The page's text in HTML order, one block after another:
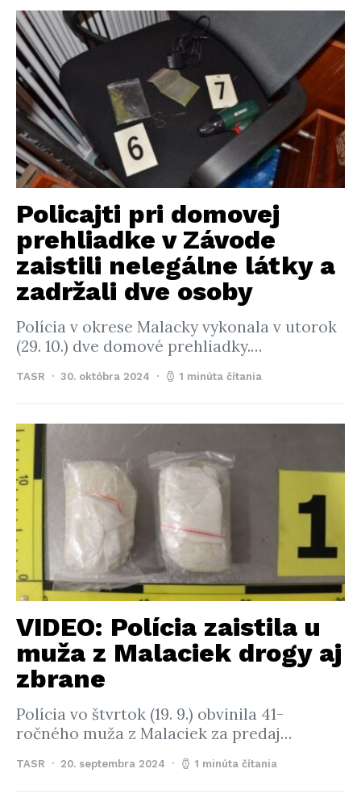
Policajti pri domovej
prehliadke v Závode
zaistili nelegálne látky a
zadržali dve osoby
Polícia v okrese Malacky vykonala v utorok
(29. 10.) dve domové prehliadky.…
TASR 30. októbra 2024 1 minúta čítania
VIDEO: Polícia zaistila u
muža z Malaciek drogy aj
zbrane
Polícia vo štvrtok (19. 9.) obvinila 41-
ročného muža z Malaciek za predaj…
TASR 20. septembra 2024 1 minúta čítania